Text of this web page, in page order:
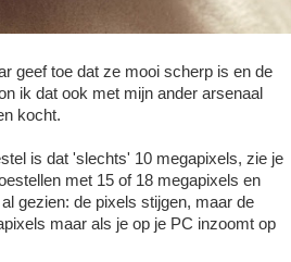
geef toe dat ze mooi scherp is en de
ik dat ook met mijn ander arsenaal
kocht.
is dat 'slechts' 10 megapixels, zie je
met 15 of 18 megapixels en
gezien: de pixels stijgen, maar de
maar als je op je PC inzoomt op